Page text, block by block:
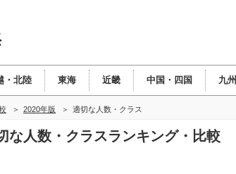
・北陸 東海 近畿 中国・四国 九州
2020年版 適切な人数・クラス
な人数・クラスランキング・比較